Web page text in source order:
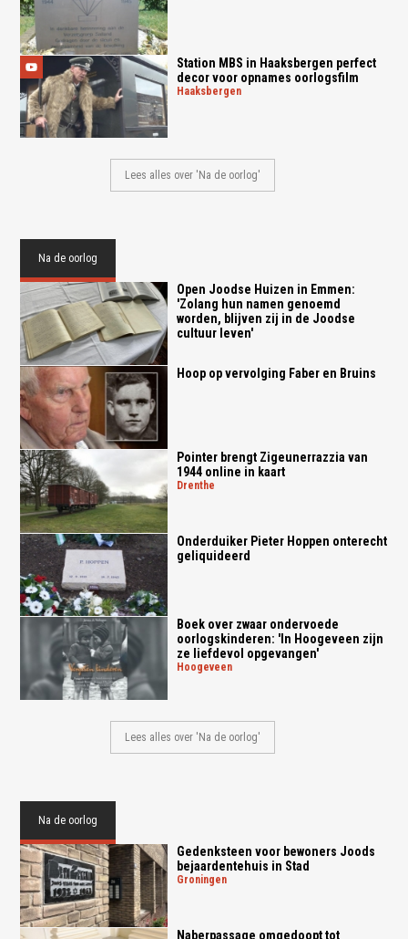
Station MBS in Haaksbergen perfect
decor voor opnames oorlogsfilm
haaksbergen
Lees alles over 'Na de oorlog'
Na de oorlog
Open Joodse Huizen in Emmen:
'Zolang hun namen genoemd
worden, blijven zij in de Joodse
cultuur leven'
Hoop op vervolging Faber en Bruins
Pointer brengt Zigeunerrazzia van
1944 online in kaart
drenthe
Onderduiker Pieter Hoppen onterecht
geliquideerd
Boek over zwaar ondervoede
oorlogskinderen: 'In Hoogeveen zijn
ze liefdevol opgevangen'
hoogeveen
Lees alles over 'Na de oorlog'
Na de oorlog
Gedenksteen voor bewoners Joods
bejaardentehuis in Stad
groningen
Naberpassage omgedoopt tot